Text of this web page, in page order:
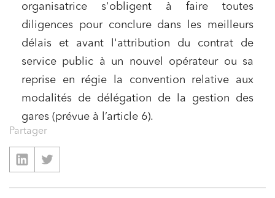
organisatrice s'obligent à faire toutes
diligences pour conclure dans les meilleurs
délais et avant l'attribution du contrat de
service public à un nouvel opérateur ou sa
reprise en régie la convention relative aux
modalités de délégation de la gestion des
gares (prévue à l’article 6).
Partager